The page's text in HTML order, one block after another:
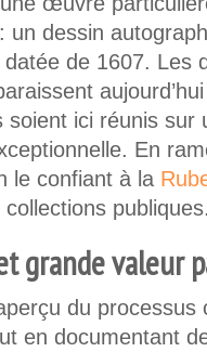
un dessin
datée de 1607. Les
soient ici réunis
En
le confiant à la
grande valeur
du processus
en documentant